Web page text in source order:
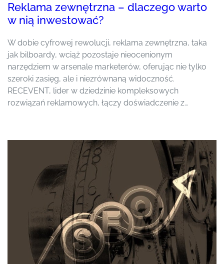
Reklama zewnętrzna – dlaczego warto
w nią inwestować?
W dobie cyfrowej rewolucji, reklama zewnętrzna, taka
jak bilboardy, wciąż pozostaje nieocenionym
narzędziem w arsenale marketerów, oferując nie tylko
szeroki zasięg, ale i niezrównaną widoczność.
RECEVENT, lider w dziedzinie kompleksowych
rozwiązań reklamowych, łączy doświadczenie z…